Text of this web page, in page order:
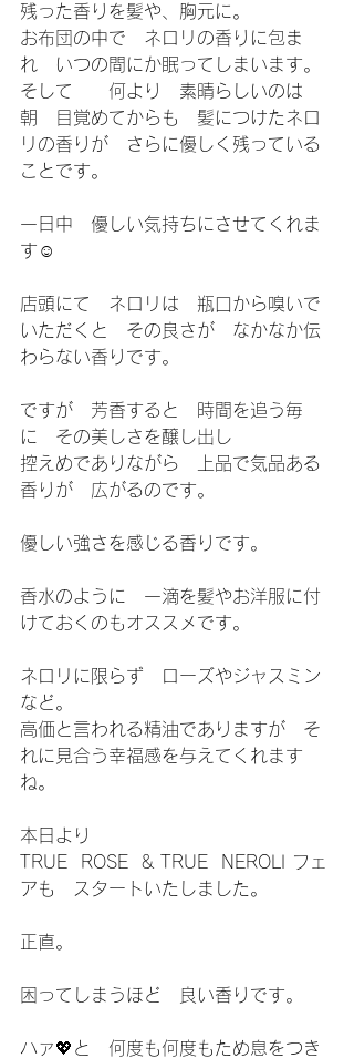
残った香りを髪や、胸元に。
お布団の中で　ネロリの香りに包ま
れ　いつの間にか眠ってしまいます。
そして　　何より　素晴らしいのは
朝　目覚めてからも　髪につけたネロ
リの香りが　さらに優しく残っている
ことです。
一日中　優しい気持ちにさせてくれま
す☺️
店頭にて　ネロリは　瓶口から嗅いで
いただくと　その良さが　なかなか伝
わらない香りです。
ですが　芳香すると　時間を追う毎
に　その美しさを醸し出し
控えめでありながら　上品で気品ある
香りが　広がるのです。
優しい強さを感じる香りです。
香水のように　一滴を髪やお洋服に付
けておくのもオススメです。
ネロリに限らず　ローズやジャスミン
など。
高価と言われる精油でありますが　そ
れに見合う幸福感を与えてくれます
ね。
本日より
TRUE  ROSE  & TRUE  NEROLI フェ
アも　スタートいたしました。
正直。
困ってしまうほど　良い香りです。
ハァ💖と　何度も何度もため息をつき